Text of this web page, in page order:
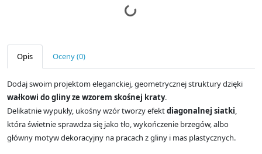
Opis Oceny (0)
Dodaj swoim projektom eleganckiej, geometrycznej struktury dzięki
wałkowi do gliny ze wzorem skośnej kraty.
Delikatnie wypukły, ukośny wzór tworzy efektdiagonalnej siatki,
która świetnie sprawdza się jako tło, wykończenie brzegów, albo
główny motyw dekoracyjny na pracach z gliny i mas plastycznych.